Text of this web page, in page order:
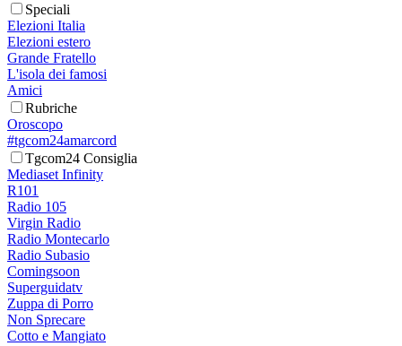
Speciali
Elezioni Italia
Elezioni estero
Grande Fratello
L'isola dei famosi
Amici
Rubriche
Oroscopo
#tgcom24amarcord
Tgcom24 Consiglia
Mediaset Infinity
R101
Radio 105
Virgin Radio
Radio Montecarlo
Radio Subasio
Comingsoon
Superguidatv
Zuppa di Porro
Non Sprecare
Cotto e Mangiato